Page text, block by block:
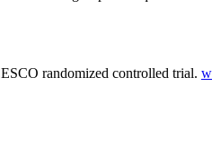
randomized controlled trial.